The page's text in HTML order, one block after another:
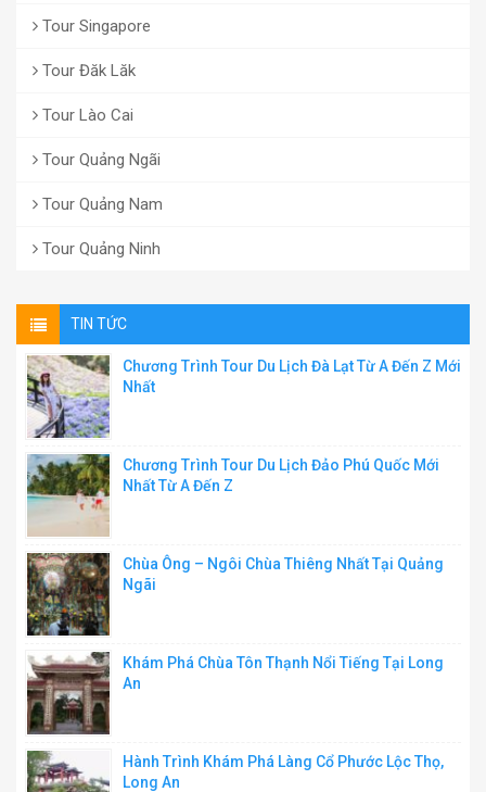
Tour Singapore
Tour Đăk Lăk
Tour Lào Cai
Tour Quảng Ngãi
Tour Quảng Nam
Tour Quảng Ninh
TIN TỨC
Chương Trình Tour Du Lịch Đà Lạt Từ A Đến Z Mới
Nhất
Chương Trình Tour Du Lịch Đảo Phú Quốc Mới
Nhất Từ A Đến Z
Chùa Ông – Ngôi Chùa Thiêng Nhất Tại Quảng
Ngãi
Khám Phá Chùa Tôn Thạnh Nổi Tiếng Tại Long
An
Hành Trình Khám Phá Làng Cổ Phước Lộc Thọ,
Long An